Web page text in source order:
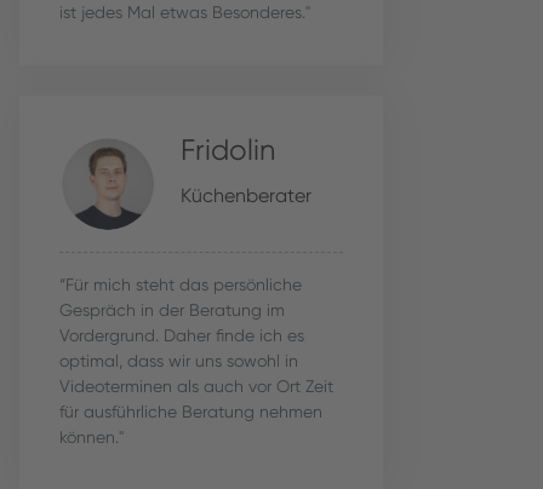
ist jedes Mal etwas Besonderes."
Fridolin
Küchenberater
“Für mich steht das persönliche
Gespräch in der Beratung im
Vordergrund. Daher finde ich es
optimal, dass wir uns sowohl in
Videoterminen als auch vor Ort Zeit
für ausführliche Beratung nehmen
können."